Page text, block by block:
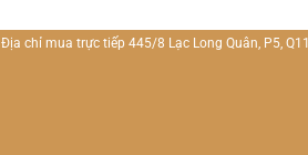
Địa chỉ mua trực tiếp 445/8 Lạc Long Quân, P5, Q11